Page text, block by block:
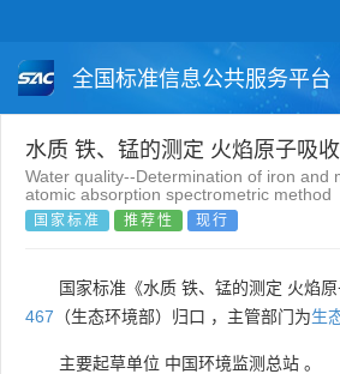
全国标准信息公共服务平台
国家标准 行业标准
团体标准 企业标准
水质 铁、锰的测定 火焰原子吸
Water quality--Determination of iron and
atomic absorption spectrometric method
国家标准 推荐性 现行
国家标准《水质 铁、锰的测定 火焰
467 （生态环境部）归口 ，主管部门为生
主要起草单位 中国环境监测总站 。